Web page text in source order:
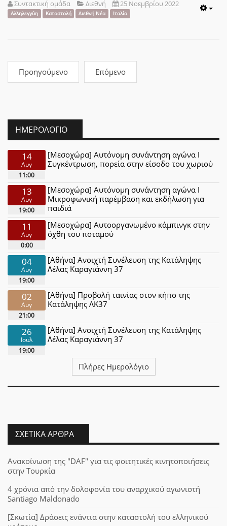
Συντακτική ομάδα Διεθνή 25 Νοεμβρίου 2022
Αλληλεγγύη Καταστολή Διεθνή Νέα Ιταλία
Προηγούμενο Επόμενο
ΗΜΕΡΟΛΌΓΙΟ
14
Αυγ
11:00
[Μεσοχώρα] Αυτόνομη συνάντηση αγώνα Ι
Συγκέντρωση, πορεία στην είσοδο του χωριού
13
Αυγ
19:00
[Μεσοχώρα] Αυτόνομη συνάντηση αγώνα Ι
Μικροφωνική παρέμβαση και εκδήλωση για
παιδιά
11
Αυγ
0:00
[Μεσοχώρα] Αυτοοργανωμένο κάμπινγκ στην
όχθη του ποταμού
04
Αυγ
19:00
[Αθήνα] Ανοιχτή Συνέλευση της Κατάληψης
Λέλας Καραγιάννη 37
02
Αυγ
21:00
[Αθήνα] Προβολή ταινίας στον κήπο της
Κατάληψης ΛΚ37
26
Ιουλ
19:00
[Αθήνα] Ανοιχτή Συνέλευση της Κατάληψης
Λέλας Καραγιάννη 37
Πλήρες Ημερολόγιο
ΣΧΕΤΙΚΆ ΆΡΘΡΑ
Ανακοίνωση της "DAF" για τις φοιτητικές κινητοποιήσεις
στην Τουρκία
4 χρόνια από την δολοφονία του αναρχικού αγωνιστή
Santiago Maldonado
[Σκωτία] Δράσεις ενάντια στην καταστολή του ελληνικού